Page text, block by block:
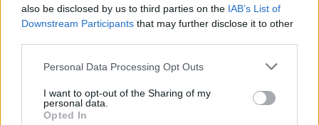
also be disclosed by us to third parties on the IAB’s List of
Downstream Participants that may further disclose it to other
Personal Data Processing Opt Outs
I want to opt-out of the Sharing of my
personal data.
Opted In